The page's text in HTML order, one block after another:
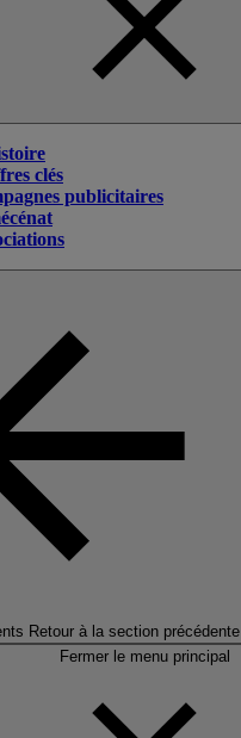
clés
publicitaires
Retour à la section précédente
Fermer le menu principal